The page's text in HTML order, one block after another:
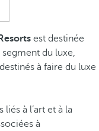
est destinée
du luxe,
à faire du luxe
à l’art et à la
à